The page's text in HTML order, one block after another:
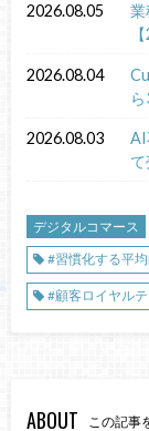
2026.08.05
業
2026.08.04
2026.08.03
AI
デジタルコマース
#習慣化する平
#顧客ロイヤルテ
ABOUT この記事